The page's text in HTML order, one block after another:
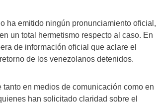
ha emitido ningún pronunciamiento oficial,
un total hermetismo respecto al caso. En
de información oficial que aclare el
de los venezolanos detenidos.
en medios de comunicación como en
han solicitado claridad sobre el